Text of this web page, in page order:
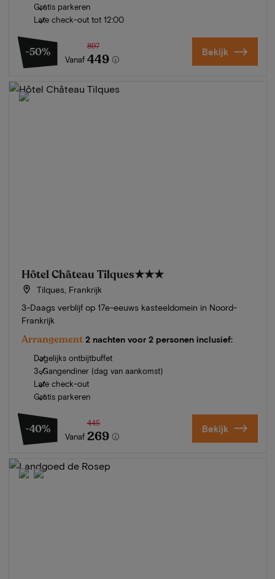
Gratis parkeren
Late check-out tot 12:00
-50%
Vanaf
897
449 Bekijk
Hôtel Château Tilques★★★
Tilques, Frankrijk
3-Daags verblijf op 17e-eeuws kasteeldomein in Noord-
Frankrijk
Arrangement 2 nachten voor 2 personen inclusief:
Dagelijks ontbijtbuffet
3-Gangendiner (dag van aankomst)
Late check-out
Gratis parkeren
-40%
Vanaf
445
269 Bekijk